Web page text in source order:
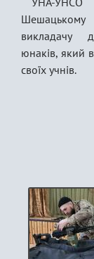
викладачу
юнаків, який
своїх учнів.